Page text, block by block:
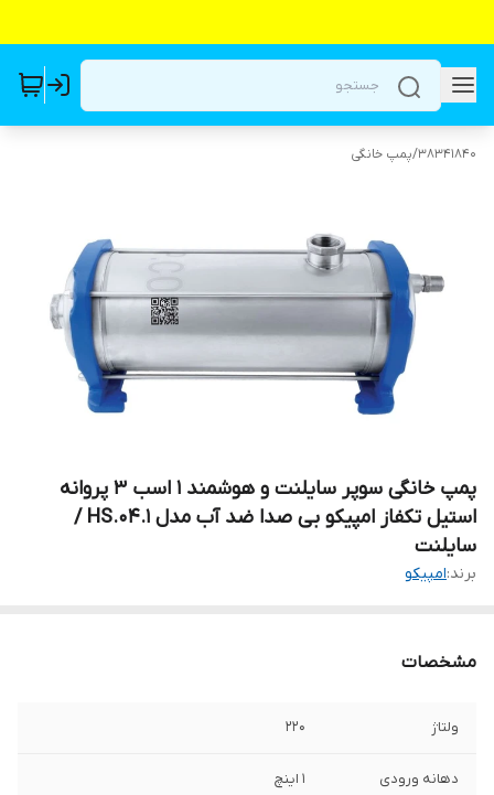
38341840
/پمپ خانگی
پمپ خانگی سوپر سایلنت و هوشمند 1 اسب 3 پروانه
استیل تکفاز امپیکو بی صدا ضد آب مدل HS.04.1 /
سایلنت
برند:امپیکو
مشخصات
ولتاژ 220
دهانه ورودی 1 اینچ